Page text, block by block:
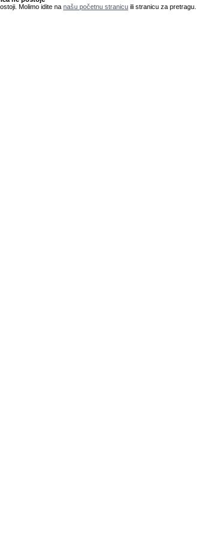
Molimo idite na našu početnu stranicu ili stranicu za pretragu.